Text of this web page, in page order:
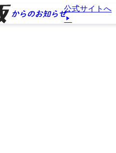
からのお知らせ
公式サイトへ